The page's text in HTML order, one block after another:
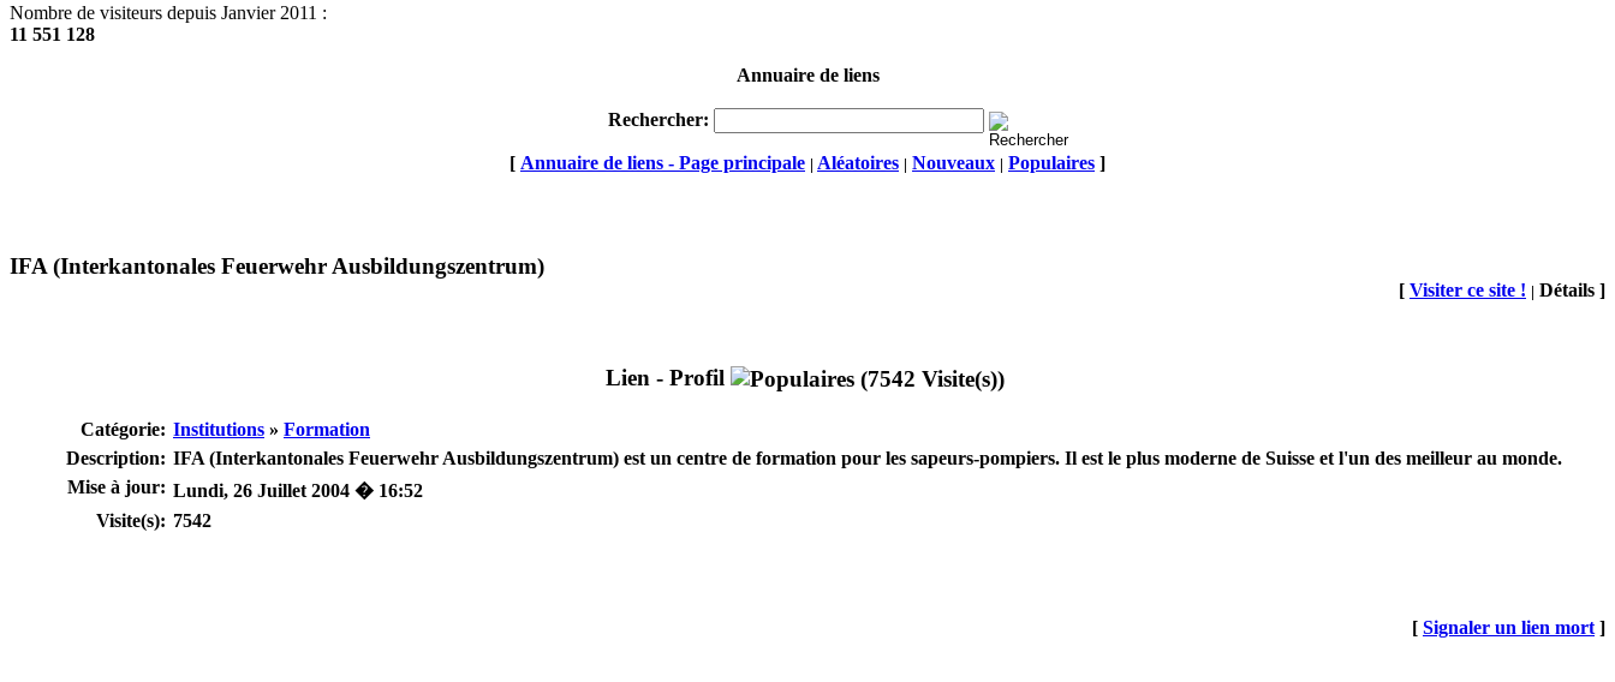
Nombre de visiteurs depuis Janvier 2011 :
11 551 128
Annuaire de liens
Rechercher:
[ Annuaire de liens - Page principale | Aléatoires | Nouveaux | Populaires ]
IFA (Interkantonales Feuerwehr Ausbildungszentrum)
[ Visiter ce site ! | Détails ]
Lien - Profil
Catégorie: Institutions » Formation
Description: IFA (Interkantonales Feuerwehr Ausbildungszentrum) est un centre de formation pour les sapeurs-pompiers. Il est le plus moderne de Suisse et l'un des meilleur au monde.
Mise à jour: Lundi, 26 Juillet 2004 � 16:52
Visite(s): 7542
[ Signaler un lien mort ]